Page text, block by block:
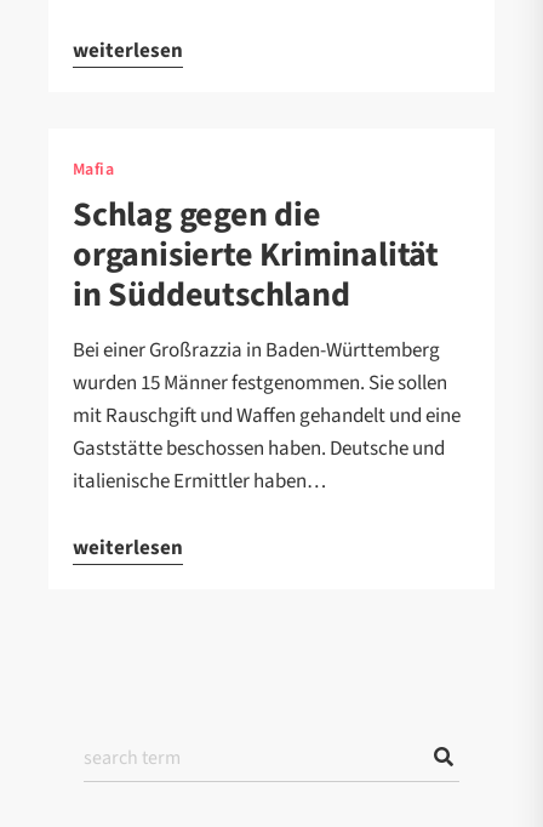
weiterlesen
Mafia
Schlag gegen die
organisierte Kriminalität
in Süddeutschland
Bei einer Großrazzia in Baden-Württemberg
wurden 15 Männer festgenommen. Sie sollen
mit Rauschgift und Waffen gehandelt und eine
Gaststätte beschossen haben. Deutsche und
italienische Ermittler haben…
weiterlesen